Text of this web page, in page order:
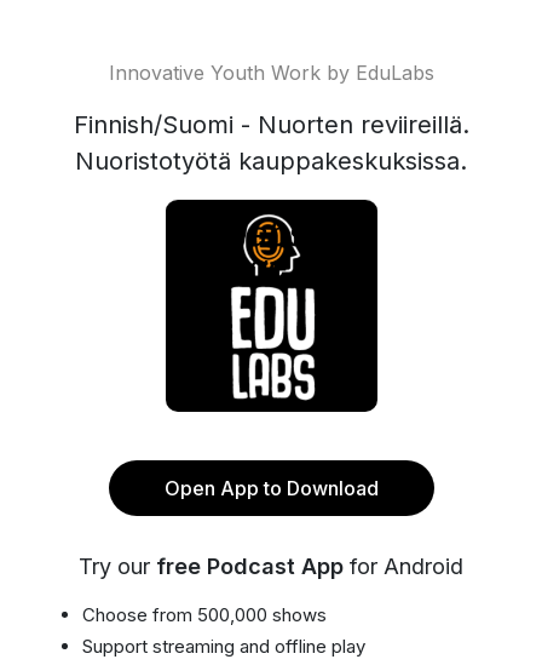
Innovative Youth Work by EduLabs
Finnish/Suomi - Nuorten reviireillä.
Nuoristotyötä kauppakeskuksissa.
Open App to Download
Try our free Podcast App for Android
Choose from 500,000 shows
Support streaming and offline play